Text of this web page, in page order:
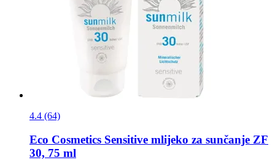
4.4 (64)
Eco Cosmetics Sensitive mlijeko za sunčanje ZF
30, 75 ml